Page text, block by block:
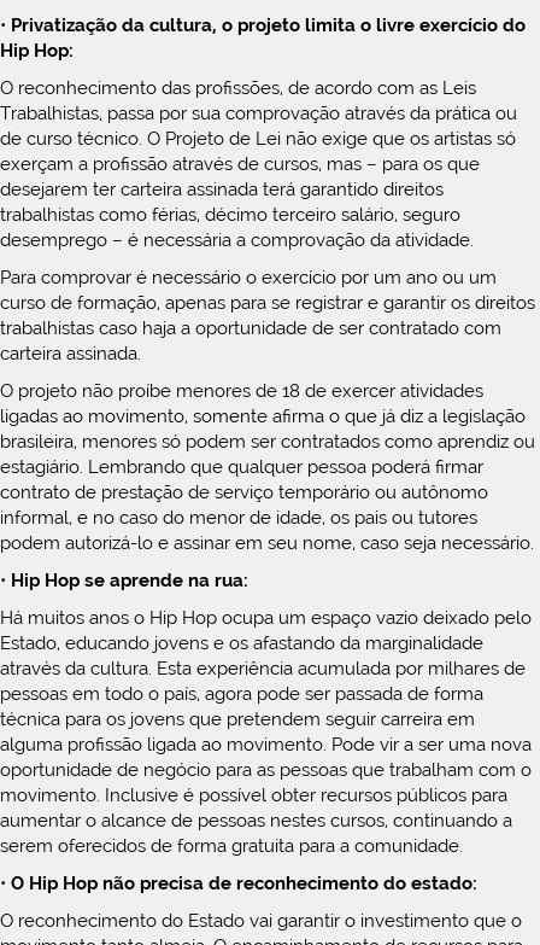
• Privatização da cultura, o projeto limita o livre exercício do
Hip Hop:
O reconhecimento das profissões, de acordo com as Leis
Trabalhistas, passa por sua comprovação através da prática ou
de curso técnico. O Projeto de Lei não exige que os artistas só
exerçam a profissão através de cursos, mas – para os que
desejarem ter carteira assinada terá garantido direitos
trabalhistas como férias, décimo terceiro salário, seguro
desemprego – é necessária a comprovação da atividade.
Para comprovar é necessário o exercício por um ano ou um
curso de formação, apenas para se registrar e garantir os direitos
trabalhistas caso haja a oportunidade de ser contratado com
carteira assinada.
O projeto não proíbe menores de 18 de exercer atividades
ligadas ao movimento, somente afirma o que já diz a legislação
brasileira, menores só podem ser contratados como aprendiz ou
estagiário. Lembrando que qualquer pessoa poderá firmar
contrato de prestação de serviço temporário ou autônomo
informal, e no caso do menor de idade, os pais ou tutores
podem autorizá-lo e assinar em seu nome, caso seja necessário.
• Hip Hop se aprende na rua:
Há muitos anos o Hip Hop ocupa um espaço vazio deixado pelo
Estado, educando jovens e os afastando da marginalidade
através da cultura. Esta experiência acumulada por milhares de
pessoas em todo o país, agora pode ser passada de forma
técnica para os jovens que pretendem seguir carreira em
alguma profissão ligada ao movimento. Pode vir a ser uma nova
oportunidade de negócio para as pessoas que trabalham com o
movimento. Inclusive é possível obter recursos públicos para
aumentar o alcance de pessoas nestes cursos, continuando a
serem oferecidos de forma gratuita para a comunidade.
• O Hip Hop não precisa de reconhecimento do estado:
O reconhecimento do Estado vai garantir o investimento que o